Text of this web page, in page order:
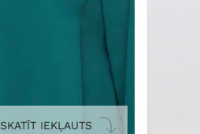
SKATĪT IEKĻAUTS